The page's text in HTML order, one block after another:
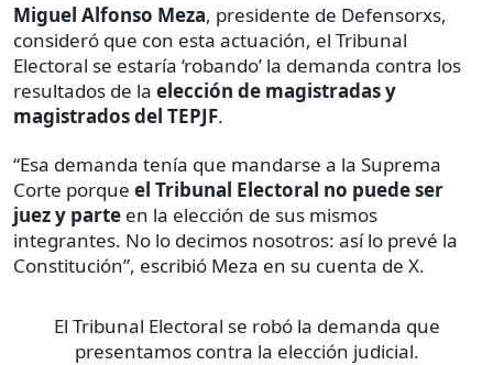
Miguel Alfonso Meza, presidente de Defensorxs,
consideró que con esta actuación, el Tribunal
Electoral se estaría ‘robando’ la demanda contra los
resultados de la elección de magistradas y
magistrados del TEPJF.
“Esa demanda tenía que mandarse a la Suprema
Corte porque el Tribunal Electoral no puede ser
juez y parte en la elección de sus mismos
integrantes. No lo decimos nosotros: así lo prevé la
Constitución”, escribió Meza en su cuenta de X.
El Tribunal Electoral se robó la demanda que
presentamos contra la elección judicial.